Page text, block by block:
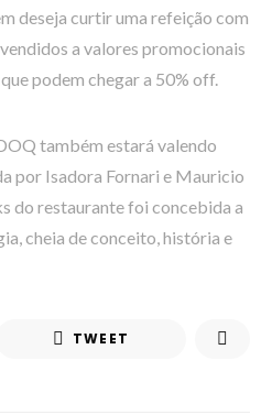
deseja curtir uma refeição com
a valores promocionais
podem chegar a 50% off.
também estará valendo
por Isadora Fornari e Mauricio
do restaurante foi concebida a
cheia de conceito, história e
TWEET